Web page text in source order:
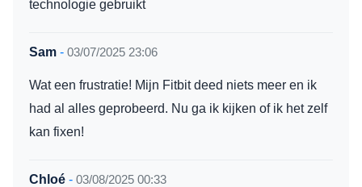
technologie gebruikt
Sam - 03/07/2025 23:06
Wat een frustratie! Mijn Fitbit deed niets meer en ik
had al alles geprobeerd. Nu ga ik kijken of ik het zelf
kan fixen!
Chloé - 03/08/2025 00:33